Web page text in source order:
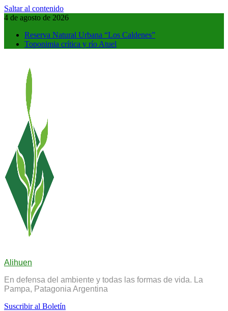
Saltar al contenido
4 de agosto de 2026
Reserva Natural Urbana “Los Caldenes”
Toponimia crítica y río Atuel
Alihuen
En defensa del ambiente y todas las formas de vida. La
Pampa, Patagonia Argentina
Suscribir al Boletín